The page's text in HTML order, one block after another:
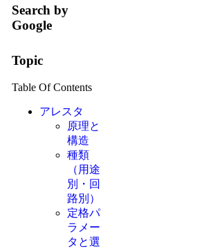
Search by
Google
Topic
Table Of Contents
アレスタ
原理と
構造
種類
（用途
別・回
路別）
定格パ
ラメー
タと選